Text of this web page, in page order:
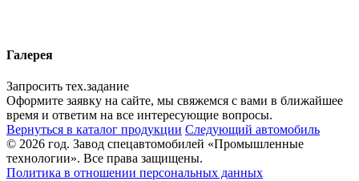
Галерея
Запросить тех.задание
Оформите заявку на сайте, мы свяжемся с вами в ближайшее
время и ответим на все интересующие вопросы.
Вернуться в каталог продукции Следующий автомобиль
© 2026 год. Завод спецавтомобилей «Промышленные
технологии». Все права защищены.
Политика в отношении персональных данных